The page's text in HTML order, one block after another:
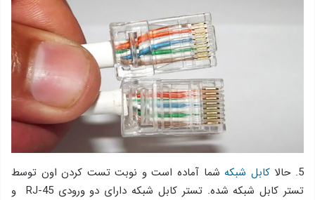
5. حالا کابل شبکهشما آماده است و نوبت تست کردن اون توسط
تستر کابل شبکه شده. تستر کابل شبکه دارای دو ورودی RJ-45 و